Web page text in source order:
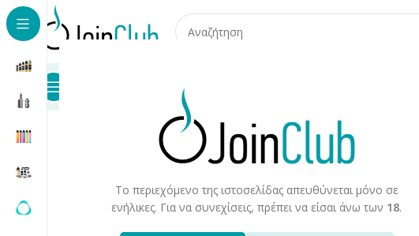
Το περιεχόμενο της ιστοσελίδας απευθύνεται μόνο σε
ενήλικες. Για να συνεχίσεις, πρέπει να είσαι άνω των 18.
Καταστήματα
Συσκευές/Αναλώσιμα